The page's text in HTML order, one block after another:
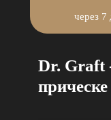
через 7
Dr. Graft